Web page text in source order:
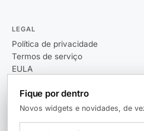
LEGAL
Política de privacidade
Termos de serviço
EULA
Fique por dentro
Novos widgets e novidades, de